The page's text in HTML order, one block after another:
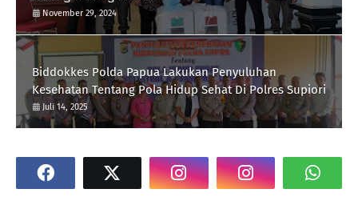
November 29, 2024
Biddokkes Polda Papua Lakukan Penyuluhan
Kesehatan Tentang Pola Hidup Sehat Di Polres Supiori
Juli 14, 2025